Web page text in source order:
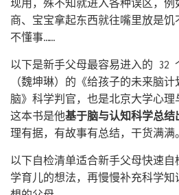
现用，殊不知就进入各种误区，
商、宝宝拿起东西就往嘴里放是
不懂事……
以下是新手父母最容易进入的 32
（魏坤琳）的《给孩子的未来脑
脑》科学判官，也是北京大学心理
这本书是他基于脑与认知科学总结
理有据，有故事有总结，干货满满
以下自检清单适合新手父母快速
学育儿的想法，再慢慢补充科学